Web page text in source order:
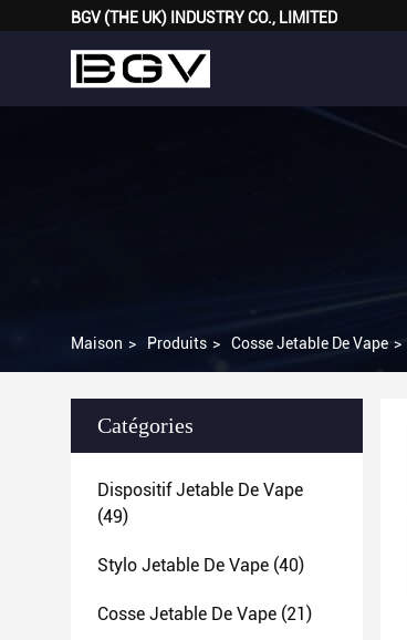
BGV (THE UK) INDUSTRY CO., LIMITED
Maison > Produits > Cosse Jetable De Vape >
Catégories
Dispositif Jetable De Vape
(49)
Stylo Jetable De Vape (40)
Cosse Jetable De Vape (21)